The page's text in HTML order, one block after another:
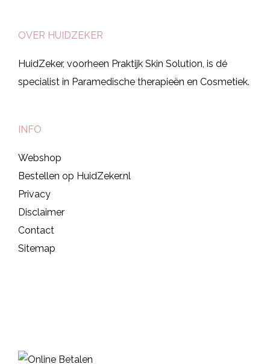
OVER HUIDZEKER
HuidZeker, voorheen Praktijk Skin Solution, is dé
specialist in Paramedische therapieën en Cosmetiek.
INFO
Webshop
Bestellen op HuidZeker.nl
Privacy
Disclaimer
Contact
Sitemap